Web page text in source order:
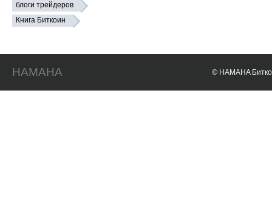
блоги трейдеров
Книга Биткоин
HAMAHA © HAMAHA